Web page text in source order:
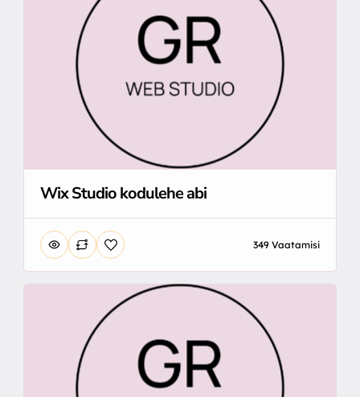
Wix Studio kodulehe abi
349 Vaatamisi